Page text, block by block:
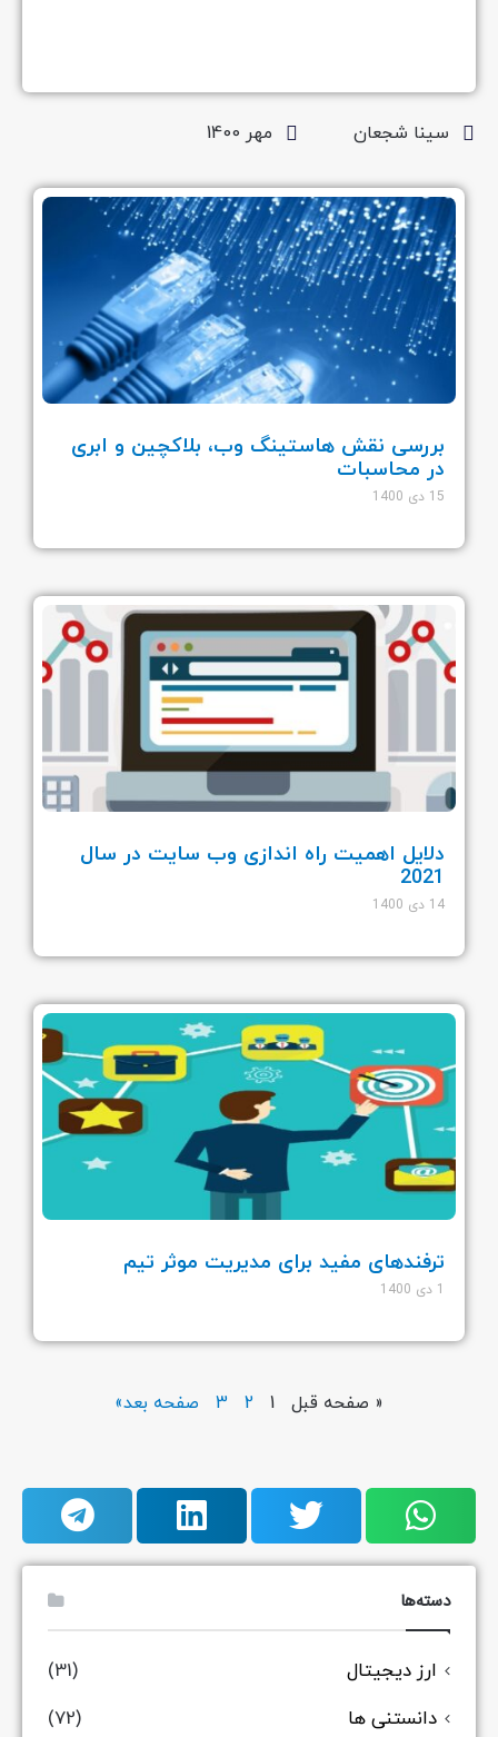
سینا شجعان مهر 1400
بررسی نقش هاستینگ وب، بلاکچین و ابری
در محاسبات
15 دی 1400
دلایل اهمیت راه اندازی وب سایت در سال
2021
14 دی 1400
ترفندهای مفید برای مدیریت موثر تیم
« صفحه قبل 2
3 صفحه بعد»
دسته‌ها
ارز دیجیتال
دانستنی ها